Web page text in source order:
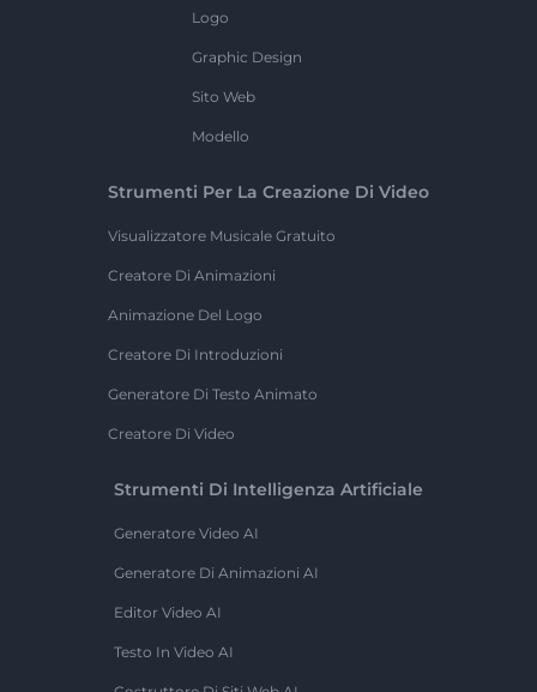
Logo
Graphic Design
Sito Web
Modello
Strumenti Per La Creazione Di Video
Visualizzatore Musicale Gratuito
Creatore Di Animazioni
Animazione Del Logo
Creatore Di Introduzioni
Generatore Di Testo Animato
Creatore Di Video
Strumenti Di Intelligenza Artificiale
Generatore Video AI
Generatore Di Animazioni AI
Editor Video AI
Testo In Video AI